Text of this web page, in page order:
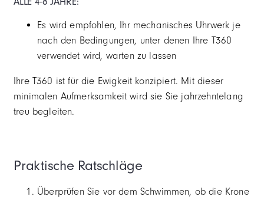
Es wird empfohlen, Ihr mechanisches Uhrwerk je
nach den Bedingungen, unter denen Ihre T360
verwendet wird, warten zu lassen
Ihre T360 ist für die Ewigkeit konzipiert. Mit dieser
minimalen Aufmerksamkeit wird sie Sie jahrzehntelang
treu begleiten.
Praktische Ratschläge
Überprüfen Sie vor dem Schwimmen, ob die Krone